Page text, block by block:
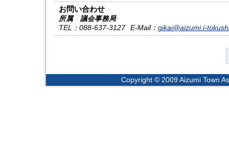
お問い合わせ
所属 議会事務局
TEL ：088-637-3127 E-Mail： gikai@aizumi.i-
Copyright © 2009 Aizumi Town